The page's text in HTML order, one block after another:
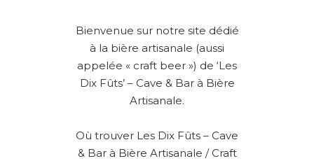
Bienvenue sur notre site dédié
à la bière artisanale (aussi
appelée « craft beer ») de ‘Les
Dix Fûts’ – Cave & Bar à Bière
Artisanale.
Où trouver Les Dix Fûts – Cave
& Bar à Bière Artisanale / Craft